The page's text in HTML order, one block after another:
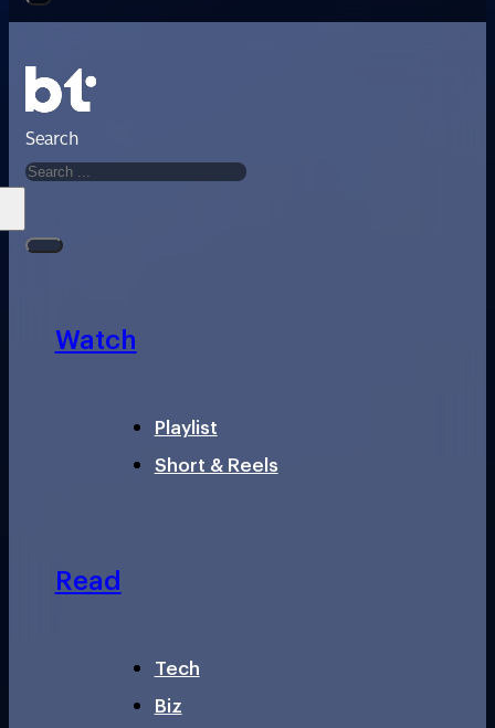
Search
Watch
Playlist
Short & Reels
Read
Tech
Biz